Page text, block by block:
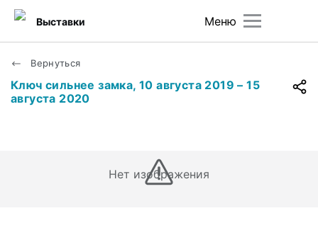
Меню
Выставки
Вернуться
Ключ сильнее замка, 10 августа 2019 – 15
августа 2020
Нет изображения